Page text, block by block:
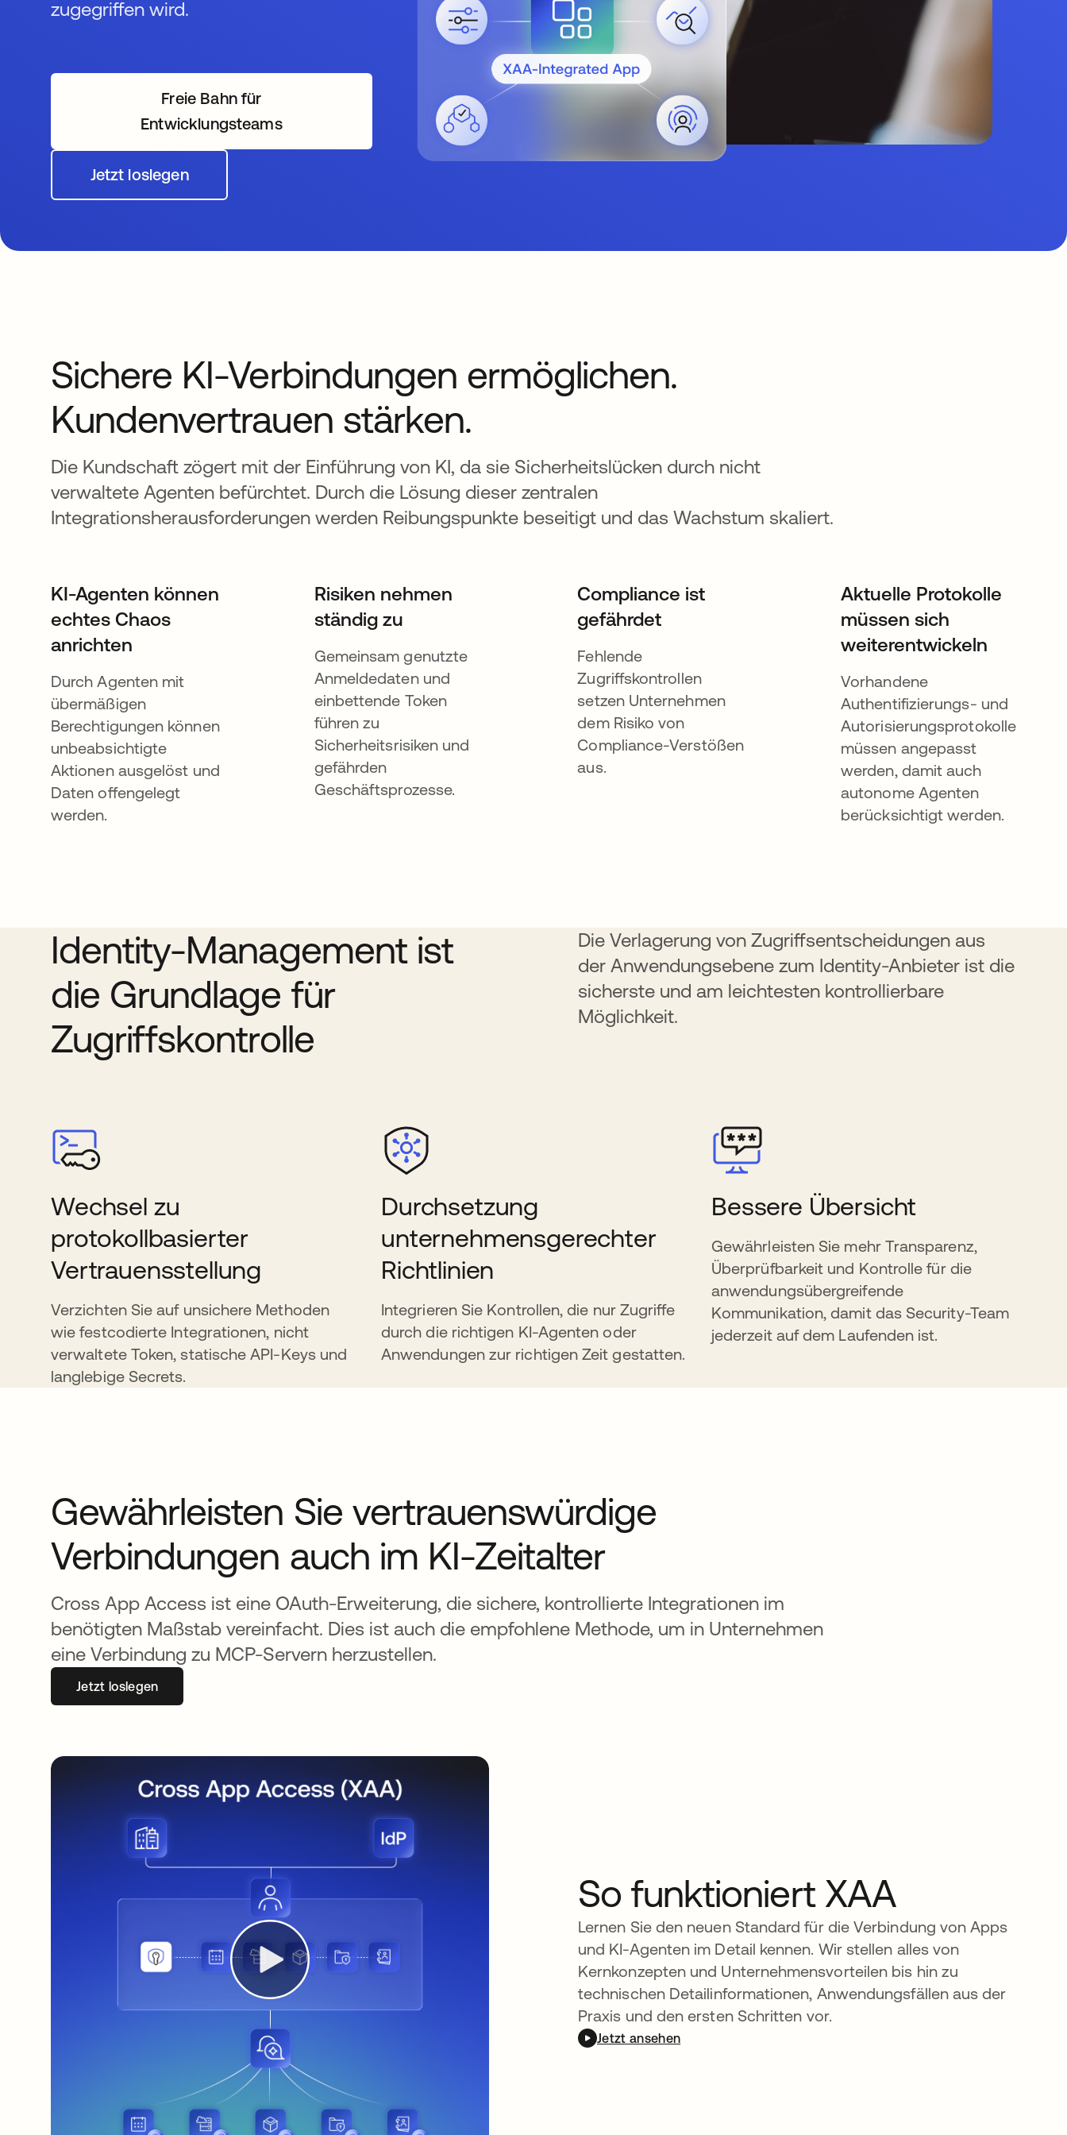
zugegriffen wird.
Freie Bahn für
Entwicklungsteams
wird in einer neuen Registerkarte geöffnet
Jetzt loslegenwird in einer neuen Registerkarte geöffnet
Sichere KI-Verbindungen ermöglichen.
Kundenvertrauen stärken.
Die Kundschaft zögert mit der Einführung von KI, da sie Sicherheitslücken durch nicht
verwaltete Agenten befürchtet. Durch die Lösung dieser zentralen
Integrationsherausforderungen werden Reibungspunkte beseitigt und das Wachstum skaliert.
KI-Agenten können
echtes Chaos
anrichten
Durch Agenten mit
übermäßigen
Berechtigungen können
unbeabsichtigte
Aktionen ausgelöst und
Daten offengelegt
werden.
Risiken nehmen
ständig zu
Gemeinsam genutzte
Anmeldedaten und
einbettende Token
führen zu
Sicherheitsrisiken und
gefährden
Geschäftsprozesse.
Compliance ist
gefährdet
Fehlende
Zugriffskontrollen
setzen Unternehmen
dem Risiko von
Compliance-Verstößen
aus.
Aktuelle Protokolle
müssen sich
weiterentwickeln
Vorhandene
Authentifizierungs- und
Autorisierungsprotokolle
müssen angepasst
werden, damit auch
autonome Agenten
berücksichtigt werden.
Identity-Management ist
die Grundlage für
Zugriffskontrolle
Die Verlagerung von Zugriffsentscheidungen aus
der Anwendungsebene zum Identity-Anbieter ist die
sicherste und am leichtesten kontrollierbare
Möglichkeit.
Wechsel zu
protokollbasierter
Vertrauensstellung
Verzichten Sie auf unsichere Methoden
wie festcodierte Integrationen, nicht
verwaltete Token, statische API-Keys und
langlebige Secrets.
Durchsetzung
unternehmensgerechter
Richtlinien
Integrieren Sie Kontrollen, die nur Zugriffe
durch die richtigen KI-Agenten oder
Anwendungen zur richtigen Zeit gestatten.
Bessere Übersicht
Gewährleisten Sie mehr Transparenz,
Überprüfbarkeit und Kontrolle für die
anwendungsübergreifende
Kommunikation, damit das Security-Team
jederzeit auf dem Laufenden ist.
Gewährleisten Sie vertrauenswürdige
Verbindungen auch im KI-Zeitalter
Cross App Access ist eine OAuth-Erweiterung, die sichere, kontrollierte Integrationen im
benötigten Maßstab vereinfacht. Dies ist auch die empfohlene Methode, um in Unternehmen
eine Verbindung zu MCP-Servern herzustellen.
Jetzt loslegenwird in einer neuen Registerkarte geöffnet
So funktioniert XAA
Lernen Sie den neuen Standard für die Verbindung von Apps
und KI-Agenten im Detail kennen. Wir stellen alles von
Kernkonzepten und Unternehmensvorteilen bis hin zu
technischen Detailinformationen, Anwendungsfällen aus der
Praxis und den ersten Schritten vor.
Jetzt ansehen